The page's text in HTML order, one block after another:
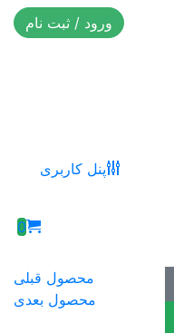
ورود / ثبت نام
پنل کاربری
0
محصول قبلی
محصول بعدی